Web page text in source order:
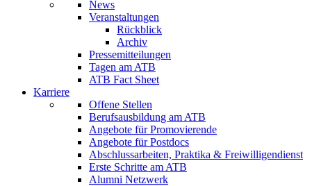
News
Veranstaltungen
Rückblick
Archiv
Pressemitteilungen
Tagen am ATB
ATB Fact Sheet
Karriere
Offene Stellen
Berufsausbildung am ATB
Angebote für Promovierende
Angebote für Postdocs
Abschlussarbeiten, Praktika & Freiwilligendienst
Erste Schritte am ATB
Alumni Netzwerk